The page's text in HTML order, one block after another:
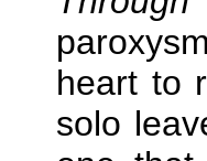
heart to
solo